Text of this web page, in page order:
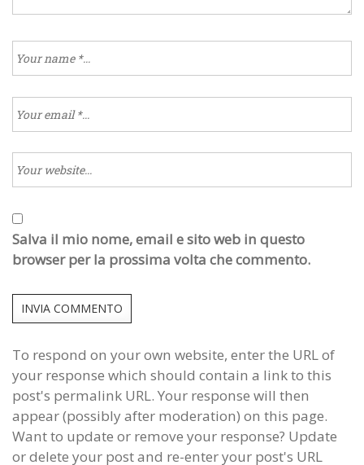
Salva il mio nome, email e sito web in questo
browser per la prossima volta che commento.
To respond on your own website, enter the URL of
your response which should contain a link to this
post's permalink URL. Your response will then
appear (possibly after moderation) on this page.
Want to update or remove your response? Update
or delete your post and re-enter your post's URL